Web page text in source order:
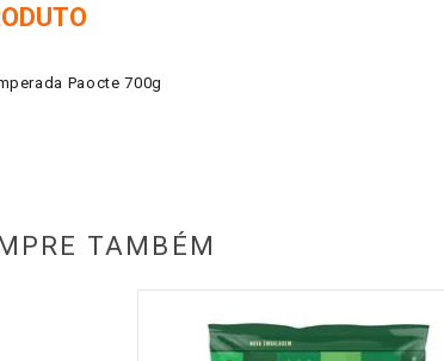
Paocte 700g
TAMBÉM